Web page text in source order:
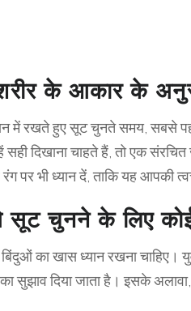
के आकार के
में रखते हुए सूट चुनते समय, सबसे
दिखाना चाहते हैं, तो एक
पर भी ध्यान दें, ताकि यह आपकी
सूट चुनने के लिए
का खास ध्यान रखना चाहिए।
सुझाव दिया जाता है। इसके